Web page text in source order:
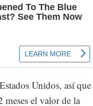
Unidos, así que
meses el valor de la